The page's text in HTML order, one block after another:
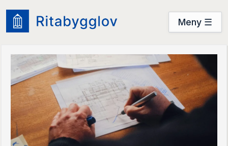
Meny ☰
Startsidan
Prova nu
Prova nu